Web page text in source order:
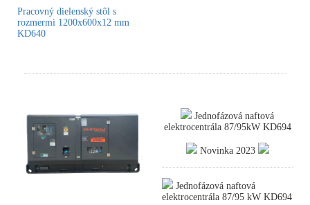
Pracovný dielenský stôl s
rozmermi 1200x600x12 mm
KD640
Jednofázová naftová
elektrocentrála 87/95kW KD694
Novinka 2023
Jednofázová naftová
elektrocentrála 87/95 kW KD694